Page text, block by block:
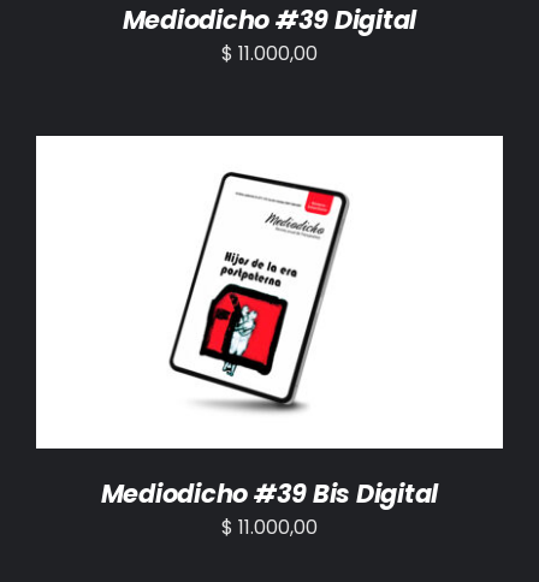
Mediodicho #39 Digital
$ 11.000,00
AÑADIR AL CARRITO /
Mediodicho #39 Bis Digital
$ 11.000,00